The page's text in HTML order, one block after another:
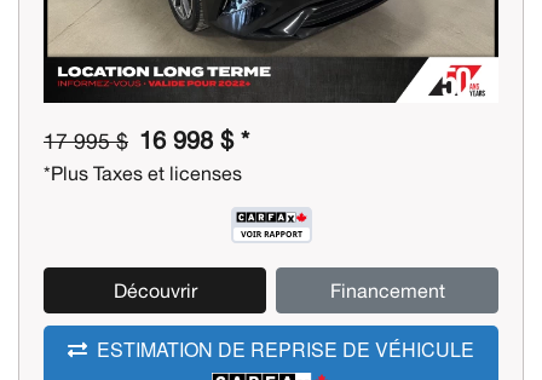
17 995 $ 16 998 $ *
*Plus Taxes et licenses
Découvrir Financement
ESTIMATION DE REPRISE DE VÉHICULE